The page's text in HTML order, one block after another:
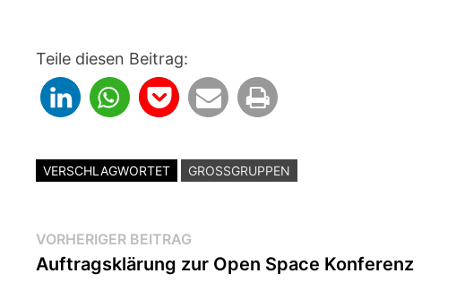
Teile diesen Beitrag:
VERSCHLAGWORTET GROSSGRUPPEN
Beitragsnavigation
VORHERIGER BEITRAG
Beitrag:
Auftragsklärung zur Open Space Konferenz